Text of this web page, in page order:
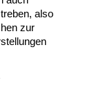
also
zur